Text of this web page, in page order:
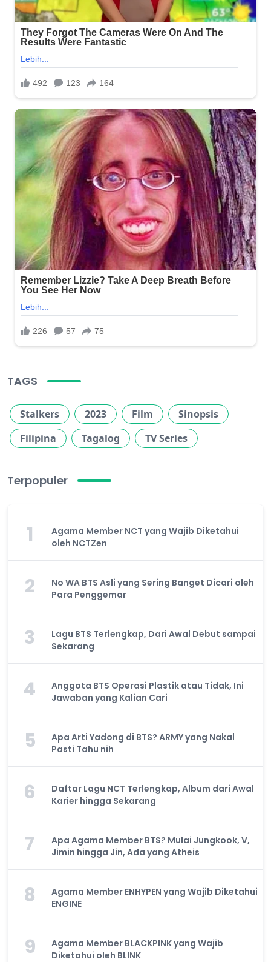
TAGS
Stalkers 2023 Film
Sinopsis
Filipina
Tagalog TV Series
Terpopuler
1
Agama Member NCT yang Wajib Diketahui
oleh NCTZen
2
No WA BTS Asli yang Sering Banget Dicari oleh
Para Penggemar
3
Lagu BTS Terlengkap, Dari Awal Debut sampai
Sekarang
4
Anggota BTS Operasi Plastik atau Tidak, Ini
Jawaban yang Kalian Cari
5
Apa Arti Yadong di BTS? ARMY yang Nakal
Pasti Tahu nih
6
Daftar Lagu NCT Terlengkap, Album dari Awal
Karier hingga Sekarang
7
Apa Agama Member BTS? Mulai Jungkook, V,
Jimin hingga Jin, Ada yang Atheis
8
Agama Member ENHYPEN yang Wajib Diketahui
ENGINE
9
Agama Member BLACKPINK yang Wajib
Diketahui oleh BLINK